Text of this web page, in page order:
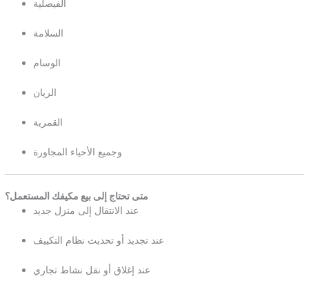
الفيصلية
السلامة
الوسام
الريان
القمرية
وجميع الأحياء المجاورة
متى تحتاج إلى بيع مكيفك المستعمل؟
عند الانتقال إلى منزل جديد
عند تجديد أو تحديث نظام التكييف
عند إغلاق أو نقل نشاط تجاري